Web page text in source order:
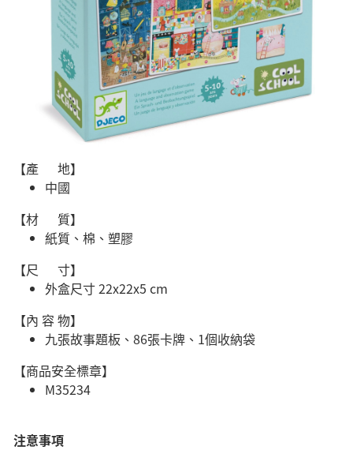
【產 地】
中國
【材 質】
紙質、棉、塑膠
【尺 寸】
外盒尺寸 22x22x5 cm
【內 容 物】
九張故事題板、86張卡牌、1個收納袋
【商品安全標章】
M35234
注意事項